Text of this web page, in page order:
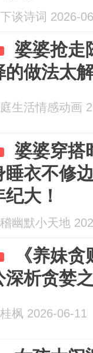
谈诗词 2026-
婆婆抢走
的做法太
生活情感动画
婆婆穿搭
睡衣不修
纪大！
幽默小天地
《养妹
深析贪婪
枫 2026-06-11